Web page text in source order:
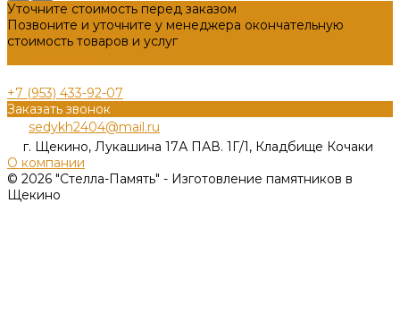
Уточните стоимость перед заказом
Позвоните и уточните у менеджера окончательную
стоимость товаров и услуг
+7 (953) 433-92-07
Заказать звонок
sedykh2404@mail.ru
г. Щекино, Лукашина 17А ПАВ. 1Г/1, Кладбище Кочаки
О компании
© 2026 "Стелла-Память" - Изготовление памятников в
Щекино